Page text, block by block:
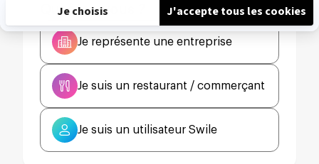
Qui êtes-vous ?
Je représente une entreprise
Je suis un restaurant / commerçant
Je suis un utilisateur Swile